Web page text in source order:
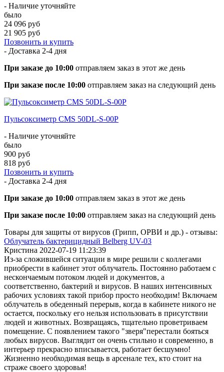
- Наличие уточняйте
было
24 096 руб
21 905 руб
Позвонить и купить
- Доставка 2-4 дня
При заказе до 10:00 отправляем заказ в этот же день
При заказе после 10:00 отправляем заказ на следующий день
Пульсоксиметр CMS 50DL-S-00P
- Наличие уточняйте
было
900 руб
818 руб
Позвонить и купить
- Доставка 2-4 дня
При заказе до 10:00 отправляем заказ в этот же день
При заказе после 10:00 отправляем заказ на следующий день
Товары для защиты от вирусов (Грипп, ОРВИ и др.) - отзывы:
Облучатель бактерицидный Belberg UV-03
Кристина 2022-07-19 11:23:39
Из-за сложившейся ситуации в мире решили с коллегами
приобрести в кабинет этот облучатель. Постоянно работаем с
нескончаемым потоком людей и документов, а
соответственно, бактерий и вирусов. В наших интенсивных
рабочих условиях такой прибор просто необходим! Включаем
облучатель в обеденный перерыв, когда в кабинете никого не
остается, поскольку его нельзя использовать в присутствии
людей и животных. Возвращаясь, тщательно проветриваем
помещение. С появлением такого "зверя"перестали бояться
любых вирусов. Выглядит он очень стильно и современно, в
интерьер прекрасно вписывается, работает бесшумно!
Жизненно необходимая вещь в арсенале тех, кто стоит на
страже своего здоровья!